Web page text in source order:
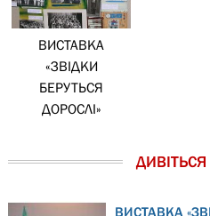
ВИСТАВКА
«ЗВІДКИ
БЕРУТЬСЯ
ДОРОСЛІ»
ВИСТАВКА